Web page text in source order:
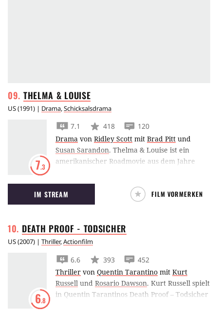
THELMA & LOUISE
US(1991) | Drama,Schicksalsdrama
7.3
7.1 418
120
Drama von Ridley Scott mit Brad Pitt und
Susan Sarandon. Thelma & Louise ist ein
amerikanischer Roadmovie aus dem Jahre
Frauenfreundschaft. Aus einer spontanen
Wochenendfahrt wird ein Abenteuer, in dem
sich die beiden engen Freundinnen mit der
Männerwelt anlegen.
IM STREAM FILM VORMERKEN
DEATH PROOF - TODSICHER
US(2007) | Thriller,Actionfilm
6.8
6.6 393
452
Thriller von Quentin Tarantino mit Kurt
Russell und Rosario Dawson. Kurt Russell spielt
in Quentin Tarantinos Death Proof – Todsicher